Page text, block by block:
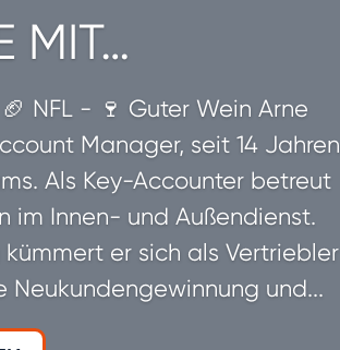
MIT…
NFL - 🍷 Guter Wein Arne
Manager, seit 14 Jahren
Als Key-Accounter betreut
im Innen- und Außendienst.
er sich als Vertriebler
Neukundengewinnung und...